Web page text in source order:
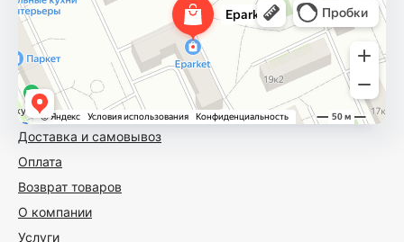
Доставка и самовывоз
Оплата
Возврат товаров
О компании
Услуги